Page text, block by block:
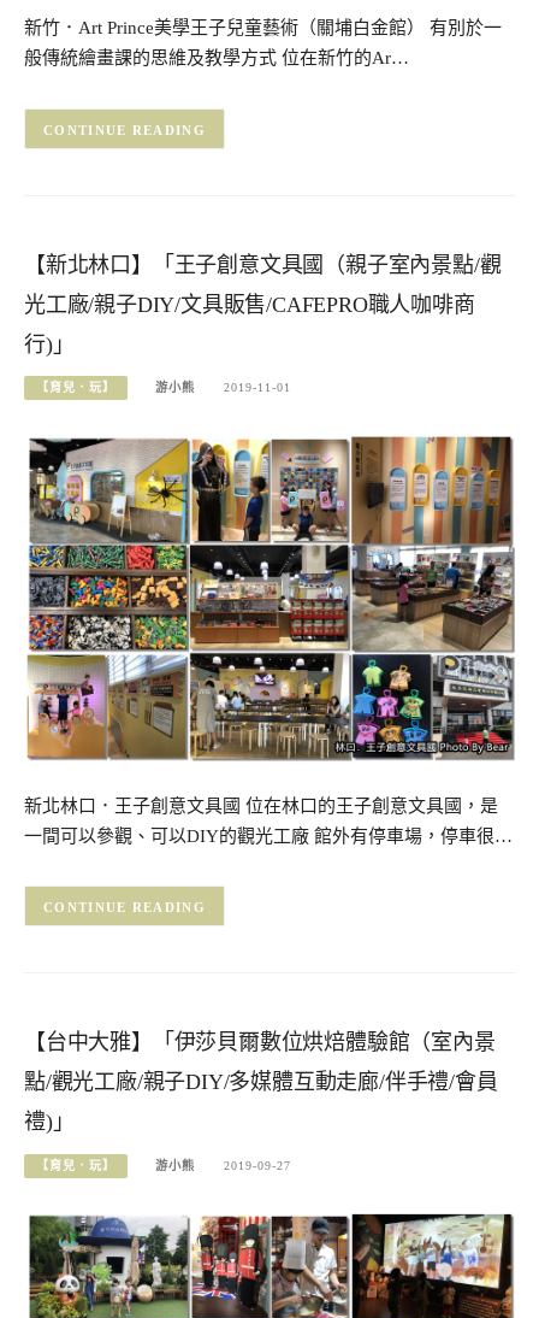
新竹．Art Prince美學王子兒童藝術（關埔白金館） 有別於一
般傳統繪畫課的思維及教學方式 位在新竹的Ar…
CONTINUE READING
【新北林口】「王子創意文具國（親子室內景點/觀
光工廠/親子DIY/文具販售/CAFEPRO職人咖啡商
行)」
【育兒．玩】 游小熊 2019-11-01
新北林口．王子創意文具國 位在林口的王子創意文具國，是
一間可以參觀、可以DIY的觀光工廠 館外有停車場，停車很…
CONTINUE READING
【台中大雅】「伊莎貝爾數位烘焙體驗館（室內景
點/觀光工廠/親子DIY/多媒體互動走廊/伴手禮/會員
禮)」
【育兒．玩】 游小熊 2019-09-27